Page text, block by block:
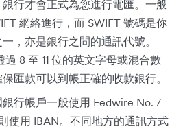
行才會正式為您進行電匯。一般
網絡進行，而 SWIFT 號碼是你
，亦是銀行之間的通訊代號。
8 至 11 位的英文字母或混合數
匯款可以到帳正確的收款銀行。
行帳戶一般使用 Fedwire No. /
使用 IBAN。不同地方的通訊方式